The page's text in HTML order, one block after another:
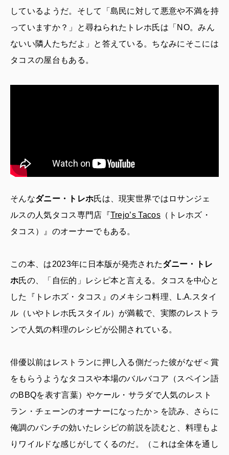
しているようだ。そして「島民に対して悪意や不満を持
っていますか？」と尋ねられたトレホ氏は「NO。みん
ないい隣人たちだよ」と答えている。ちなみにそこには
タコスの屋台もある。
そんなダニー・トレホ氏は、現実世界ではロサンジェ
ルスの人気タコス専門店『Trejo’s Tacos （トレホズ・
タコス）』のオーナーでもある。
この本、は2023年に日本版が発売されたダニー・トレ
ホ氏の、「自伝的」レシピ本と言える。タコスを中心と
した『トレホズ・タコス』のメキシコ料理、L.A.スタイ
ル（いやトレホ氏スタイル）が満載で、実際のレストラ
ンで人気の料理のレシピが公開されている。
俳優以前はレストランに押し入る側だった彼がなぜ＜賞
をもらうようなタコスや本場のバルバコア（スペイン語
のBBQを表す言葉）やケール・サラダで人気のレスト
ラン・チェーンのオーナーになったか＞を読み、さらに
俺調のパンチの効いたレシピの前説を読むと、料理もよ
りワイルドな感じがしてくるのだ。（これは全体を通し